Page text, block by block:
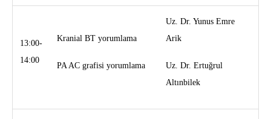
13:00-
14:00
Kranial BT yorumlama
PA AC grafisi yorumlama
Uz. Dr. Yunus Emre
Arik
Uz. Dr. Ertuğrul
Altınbilek